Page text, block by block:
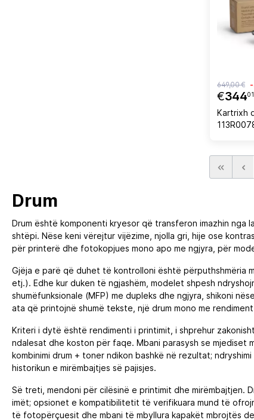
€34401
649,00 €
Kartrixh
Drum
Drum është komponenti kryesor që transferon imazhin
shtëpi. Nëse keni vërejtur vijëzime, njolla gri, hije ose
për printerë dhe fotokopjues mono apo me ngjyra, për
Gjëja e parë që duhet të kontrolloni është përputhshmëria
etj.). Edhe kur duken të ngjashëm, modelet shpesh
shumëfunksionale (MFP) me dupleks dhe ngjyra, shikoni
ata që printojnë shumë tekste, një drum mono me
Kriteri i dytë është rendimenti i printimit, i shprehur
ndalesat dhe koston për faqe. Mbani parasysh se mjediset
kombinimi drum + toner ndikon bashkë në rezultat;
historikun e mirëmbajtjes së pajisjes.
Së treti, mendoni për cilësinë e printimit dhe mirëmbajtjen.
imët; opsionet e kompatibilitetit të verifikuara mund të
të fotopërçuesit dhe mbani të mbyllura kapakët mbrojtës